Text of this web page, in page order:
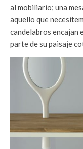
al mobiliario; una
aquello que
candelabros encajan
parte de su paisaje